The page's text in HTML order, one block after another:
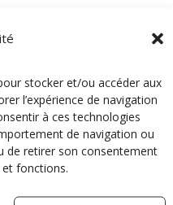
stocker et/ou accéder aux
l’expérience de navigation
à ces technologies
de navigation ou
de retirer son consentement
fonctions.